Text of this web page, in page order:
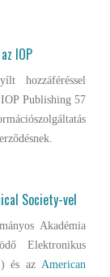
IOP
hozzáféréssel
Publishing 57
Society-vel
Akadémia
Elektronikus
és az American